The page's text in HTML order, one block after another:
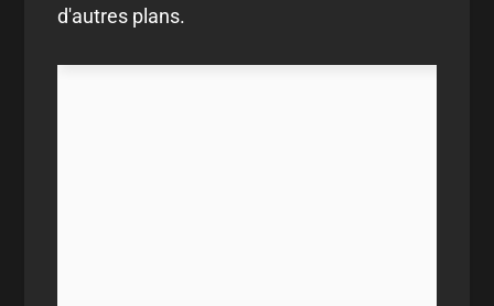
d'autres plans.